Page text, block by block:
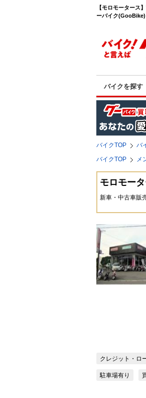
【モロモータース
ーバイク(GooBike)
バイクを探す
バイクTOP バ
バイクTOP
メ
モロモー
新車・中古車販
クレジット・ロ
駐車場有り